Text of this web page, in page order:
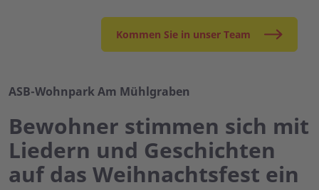
Kommen Sie in unser Team
ASB-Wohnpark Am Mühlgraben
Bewohner stimmen sich mit
Liedern und Geschichten
auf das Weihnachtsfest ein